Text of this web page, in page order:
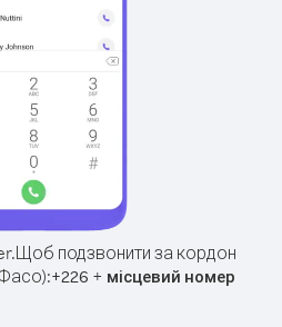
Щоб подзвонити за кордон
+226 + місцевий номер